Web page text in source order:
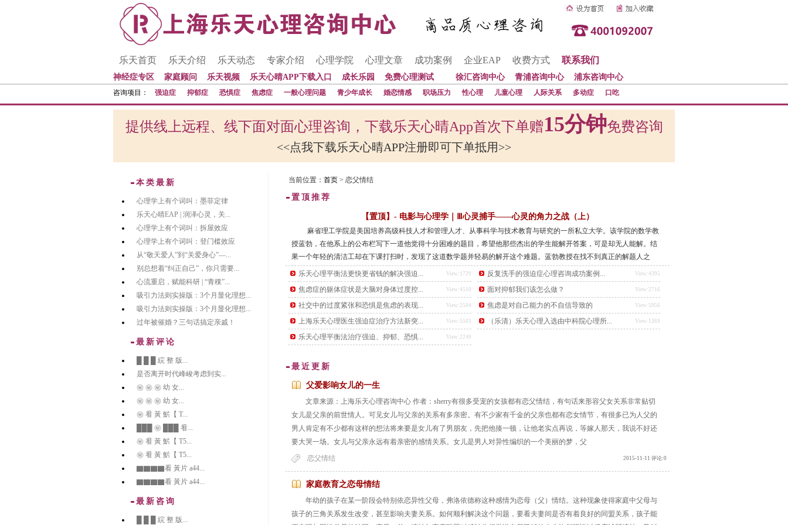
乐天首页 乐天介绍 乐天动态 专家介绍 心理学院 心理文章 成功案例 企业EAP 收费方式 联系我们
神经症专区 家庭顾问 乐天视频 乐天心晴APP下载入口 成长乐园 免费心理测试 徐汇咨询中心 青浦咨询中心 浦东咨询中心
咨询项目： 强迫症 抑郁症 恐惧症 焦虑症 一般心理问题 青少年成长 婚恋情感 职场压力 性心理 儿童心理 人际关系 多动症 口吃
提供线上远程、线下面对面心理咨询，下载乐天心晴App首次下单赠15分钟免费咨询
<<点我下载乐天心晴APP注册即可下单抵用>>
当前位置： 首页 > 恋父情结
置顶推荐
【置顶】- 电影与心理学｜Ⅲ心灵捕手——心灵的角力之战（上）
麻省理工学院是美国培养高级科技人才和管理人才、从事科学与技术教育与研究的一所私立大学。该学院的数学教
授蓝勃，在他系上的公布栏写下一道他觉得十分困难的题目，希望他那些杰出的学生能解开答案，可是却无人能解。结
果一个年轻的清洁工却在下课打扫时，发现了这道数学题并轻易的解开这个难题。蓝勃教授在找不到真正的解题人之
后，又下了另一道更难的题目，要找出这个数学天才。
...
View:1729
乐天心理平衡法更快更省钱的解决强迫... View:4395
反复洗手的强迫症心理咨询成功案例...
View:4510
焦虑症的躯体症状是大脑对身体过度控... View:2716
面对抑郁我们该怎么做？
View:2504
社交中的过度紧张和恐惧是焦虑的表现... View:5956
焦虑是对自己能力的不自信导致的
View:5503
上海乐天心理医生强迫症治疗方法新突... View:1369
（乐清）乐天心理入选由中科院心理所...
View:2249
乐天心理平衡法治疗强迫、抑郁、恐惧...
最近更新
父爱影响女儿的一生
文章来源：上海乐天心理咨询中心 作者：sherry有很多受宠的女孩都有恋父情结，有句话来形容父女关系非常贴切
女儿是父亲的前世情人。可见女儿与父亲的关系有多亲密。有不少家有千金的父亲也都有恋女情节，有很多已为人父的
男人肯定有不少都有这样的想法将来要是女儿有了男朋友，先把他揍一顿，让他老实点再说，等嫁人那天，我说不好还
要大哭一场。女儿与父亲永远有着亲密的感情关系。女儿是男人对异性编织的一个美丽的梦，父
2015-11-11 评论:0
恋父情结
家庭教育之恋母情结
年幼的孩子在某一阶段会特别依恋异性父母，弗洛依德称这种感情为恋母（父）情结。这种现象使得家庭中父母与
孩子的三角关系发生改变，甚至影响夫妻关系。如何顺利解决这个问题，要看夫妻间是否有着良好的同盟关系，孩子能
本类最新
心理学上有个词叫：墨菲定律
乐天心晴EAP | 润泽心灵，关...
心理学上有个词叫：拆屋效应
心理学上有个词叫：登门槛效应
从“敬天爱人”到“关爱身心”—...
别总想着“纠正自己”，你只需要...
心流重启，赋能科研 | “青稞”...
吸引力法则实操版：3个月显化理想...
吸引力法则实操版：3个月显化理想...
过年被催婚？三句话搞定亲戚！
最新评论
█ █ █ 綄 整 版...
是否离开时代峰峻考虑到实...
㊙️ ㊙️ ㊙️ 幼 女...
㊙️ ㊙️ ㊙️ 幼 女...
㊙️ 㸔 黃 魸【 T...
███ ㊙️ ███ 㸔...
㊙️ 㸔 黃 魸【 T5...
㊙️ 㸔 黃 魸【 T5...
▇▇▇▇看 黃片 a44...
▇▇▇▇看 黃片 a44...
最新咨询
█ █ █ 綄 整 版...